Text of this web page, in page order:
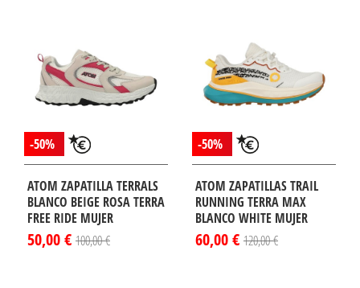
-50%
ATOM ZAPATILLA TERRALS
BLANCO BEIGE ROSA TERRA
FREE RIDE MUJER
50,00 € 100,00 €
-50%
ATOM ZAPATILLAS TRAIL
RUNNING TERRA MAX
BLANCO WHITE MUJER
60,00 € 120,00 €